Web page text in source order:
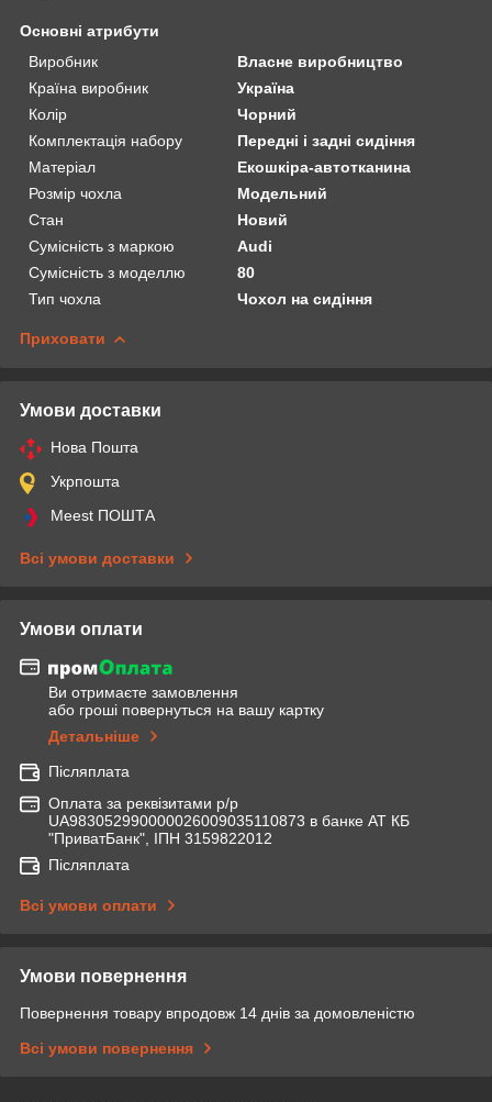
Основні атрибути
Виробник
Власне виробництво
Країна виробник
Україна
Колір
Чорний
Комплектація набору
Передні і задні сидіння
Матеріал
Екошкіра-автотканина
Розмір чохла
Модельний
Стан
Новий
Сумісність з маркою
Audi
Сумісність з моделлю
80
Тип чохла
Чохол на сидіння
Приховати
Умови доставки
Нова Пошта
Укрпошта
Meest ПОШТА
Всі умови доставки
Умови оплати
Ви отримаєте замовлення
або гроші повернуться на вашу картку
Детальніше
Післяплата
Оплата за реквізитами р/р
UA983052990000026009035110873 в банке АТ КБ
"ПриватБанк", ІПН 3159822012
Післяплата
Всі умови оплати
Умови повернення
Повернення товару впродовж 14 днів за домовленістю
Всі умови повернення